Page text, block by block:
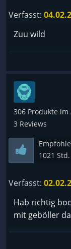
Verfasst:
Zuu wild
306 Produkte im
3 Reviews
1021
Verfasst:
Hab richtig
mit geböller